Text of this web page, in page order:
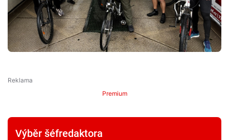
Premium
Výběr šéfredaktora